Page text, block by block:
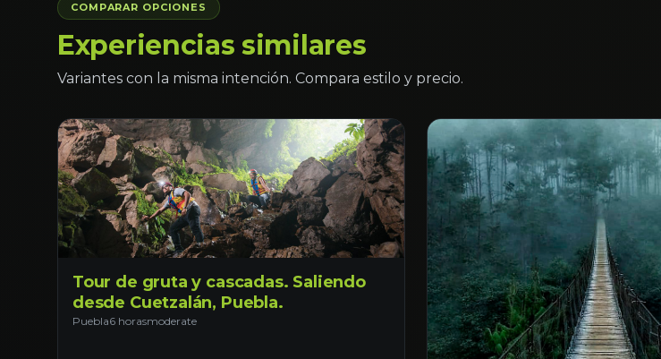
COMPARAR OPCIONES
Experiencias similares
Variantes con la misma intención. Compara estilo y precio.
Tour de gruta y cascadas. Saliendo
desde Cuetzalán, Puebla.
Puebla6 horasmoderate